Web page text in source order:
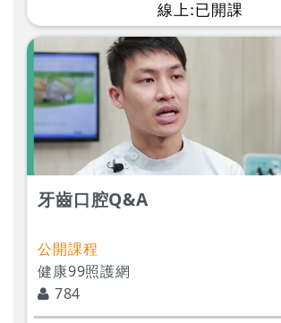
線上:已開課
牙齒口腔Q&A
公開課程
健康99照護網
784